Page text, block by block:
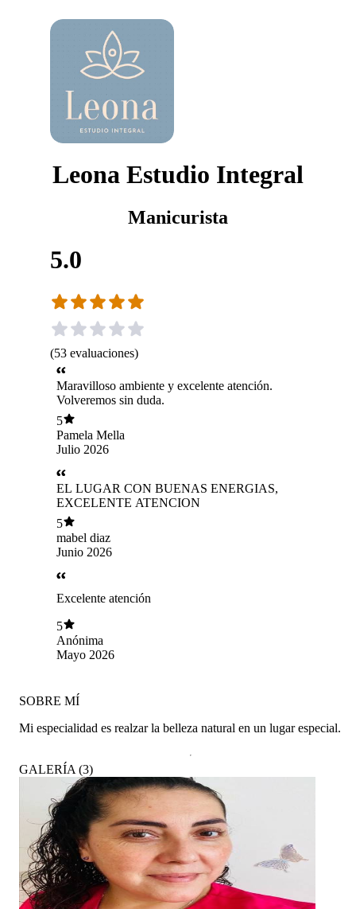
Leona Estudio Integral
Manicurista
5.0
(53 evaluaciones)
Maravilloso ambiente y excelente atención.
Volveremos sin duda.
5
Pamela Mella
Julio 2026
EL LUGAR CON BUENAS ENERGIAS,
EXCELENTE ATENCION
5
mabel diaz
Junio 2026
Excelente atención
5
Anónima
Mayo 2026
SOBRE MÍ
Mi especialidad es realzar la belleza natural en un lugar especial.
GALERÍA (3)